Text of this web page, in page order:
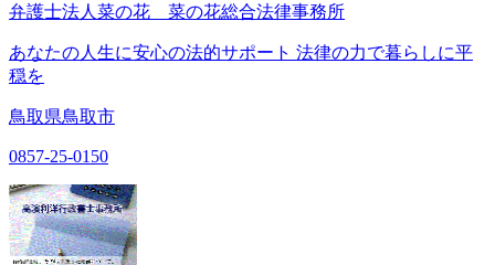
弁護士法人菜の花 菜の花総合法律事務所
あなたの人生に安心の法的サポート 法律の力で暮らしに平
穏を
鳥取県鳥取市
0857-25-0150